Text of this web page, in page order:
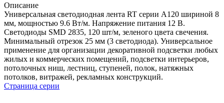
Описание
Универсальная светодиодная лента RT серии A120 шириной 8
мм, мощностью 9.6 Вт/м. Напряжение питания 12 В.
Светодиоды SMD 2835, 120 шт/м, зеленого цвета свечения.
Минимальный отрезок 25 мм (3 светодиода). Универсальное
применение для организации декоративной подсветки любых
жилых и коммерческих помещений, подсветки интерьеров,
потолочных ниш, лестниц, ступеней, полок, натяжных
потолков, витражей, рекламных конструкций.
Страница серии